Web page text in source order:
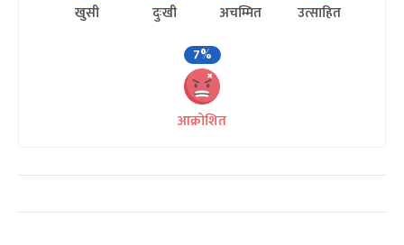
खुसी दुःखी अचम्मित
उत्साहित
7%
आक्रोशित